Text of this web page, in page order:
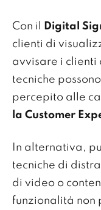
Con il Digital
clienti di
avvisare i clienti
tecniche
percepito alle
la Customer
In alternativa,
tecniche di
di video o
funzionalità non